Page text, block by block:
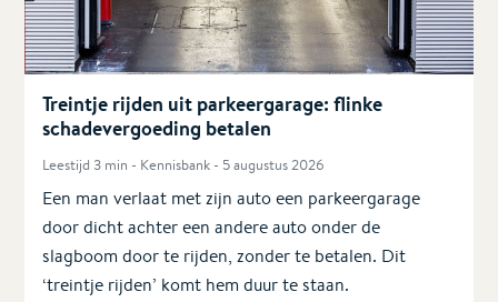
Treintje rijden uit parkeergarage: flinke
schadevergoeding betalen
Leestijd 3 min - Kennisbank - 5 augustus 2026
Een man verlaat met zijn auto een parkeergarage
door dicht achter een andere auto onder de
slagboom door te rijden, zonder te betalen. Dit
‘treintje rijden’ komt hem duur te staan.